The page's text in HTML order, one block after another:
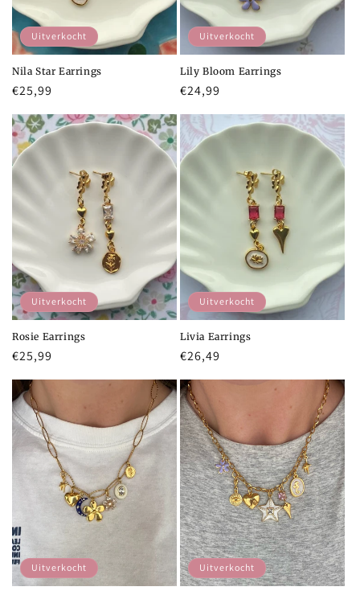
Uitverkocht
Nila Star Earrings
Normale
prijs
€25,99
Uitverkocht
Lily Bloom Earrings
Normale
prijs
€24,99
Uitverkocht
Rosie Earrings
Normale
prijs
€25,99
Uitverkocht
Livia Earrings
Normale
prijs
€26,49
Uitverkocht Uitverkocht